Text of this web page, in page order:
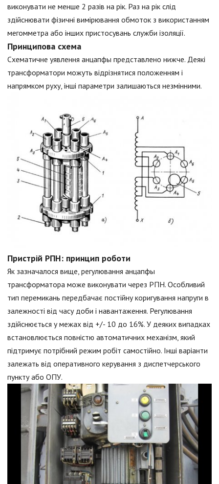
виконувати не менше 2 разів на рік. Раз на рік слід
здійснювати фізичні вимірювання обмоток з використанням
мегомметра або інших пристосувань служби ізоляції.
Принципова схема
Схематичне уявлення анцапфы представлено нижче. Деякі
трансформатори можуть відрізнятися положенням і
напрямком руху, інші параметри залишаються незмінними.
Пристрій РПН: принцип роботи
Як зазначалося вище, регулювання анцапфы
трансформатора може виконувати через РПН. Особливий
тип перемикань передбачає постійну коригування напруги в
залежності від часу доби і навантаження. Регулювання
здійснюється у межах від +/- 10 до 16%. У деяких випадках
встановлюється повністю автоматичних механізм, який
підтримує потрібний режим робіт самостійно. Інші варіанти
залежать від оперативного керування з диспетчерського
пункту або ОПУ.